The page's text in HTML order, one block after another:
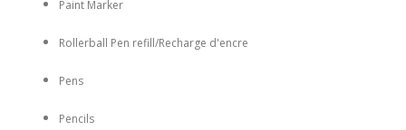
Paint Marker
Rollerball Pen refill/Recharge d'encre
Pens
Pencils